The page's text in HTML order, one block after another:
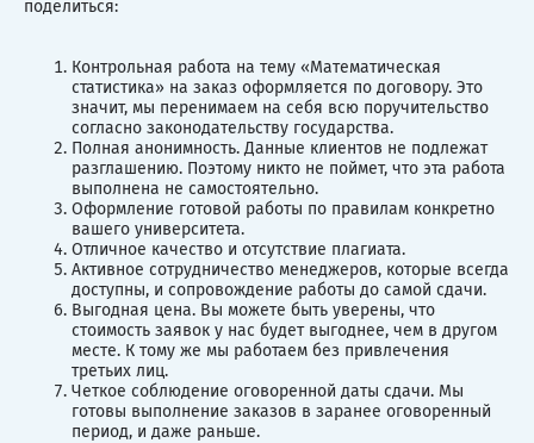
поделиться:
Контрольная работа на тему «Математическая
статистика» на заказ оформляется по договору. Это
значит, мы перенимаем на себя всю поручительство
согласно законодательству государства.
Полная анонимность. Данные клиентов не подлежат
разглашению. Поэтому никто не поймет, что эта работа
выполнена не самостоятельно.
Оформление готовой работы по правилам конкретно
вашего университета.
Отличное качество и отсутствие плагиата.
Активное сотрудничество менеджеров, которые всегда
доступны, и сопровождение работы до самой сдачи.
Выгодная цена. Вы можете быть уверены, что
стоимость заявок у нас будет выгоднее, чем в другом
месте. К тому же мы работаем без привлечения
третьих лиц.
Четкое соблюдение оговоренной даты сдачи. Мы
готовы выполнение заказов в заранее оговоренный
период, и даже раньше.